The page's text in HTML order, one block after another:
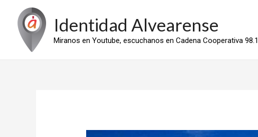
contenido
Identidad Alvearense
Miranos en Youtube, escuchanos en Cadena Cooperativa 98.1